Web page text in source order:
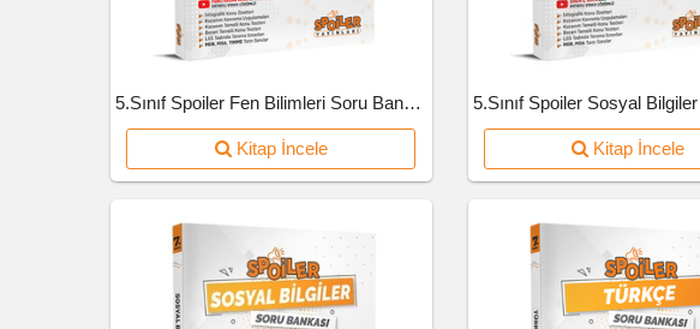
5.Sınıf Spoiler Fen Bilimleri Soru Bankası
Kitap İncele Kitap İncele